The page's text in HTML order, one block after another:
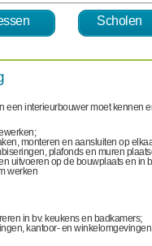
Scholen
een interieurbouwer moet kennen
monteren en aansluiten op
plafonds en muren
uitvoeren op de bouwplaats en
werken
in bv. keukens en badkamers;
kantoor- en